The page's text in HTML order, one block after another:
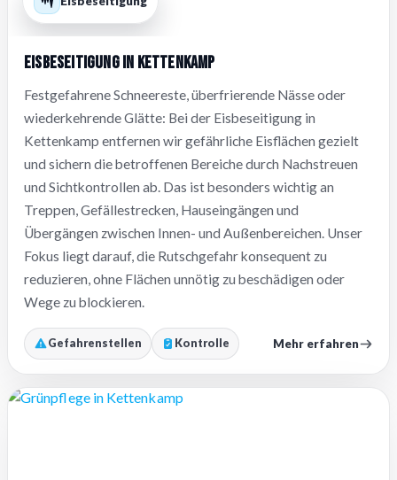
Eisbeseitigung in Kettenkamp
Festgefahrene Schneereste, überfrierende Nässe oder
wiederkehrende Glätte: Bei der Eisbeseitigung in
Kettenkamp entfernen wir gefährliche Eisflächen gezielt
und sichern die betroffenen Bereiche durch Nachstreuen
und Sichtkontrollen ab. Das ist besonders wichtig an
Treppen, Gefällestrecken, Hauseingängen und
Übergängen zwischen Innen- und Außenbereichen. Unser
Fokus liegt darauf, die Rutschgefahr konsequent zu
reduzieren, ohne Flächen unnötig zu beschädigen oder
Wege zu blockieren.
Gefahrenstellen Kontrolle Mehr erfahren